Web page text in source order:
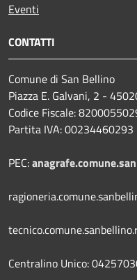
Eventi
CONTATTI
Comune di San Bellino
Piazza E. Galvani, 2 -
Codice Fiscale:
Partita IVA: 00234460293
PEC:
Centralino Unico: